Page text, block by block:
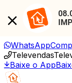
WhatsApp
Televendas
Baixe o App